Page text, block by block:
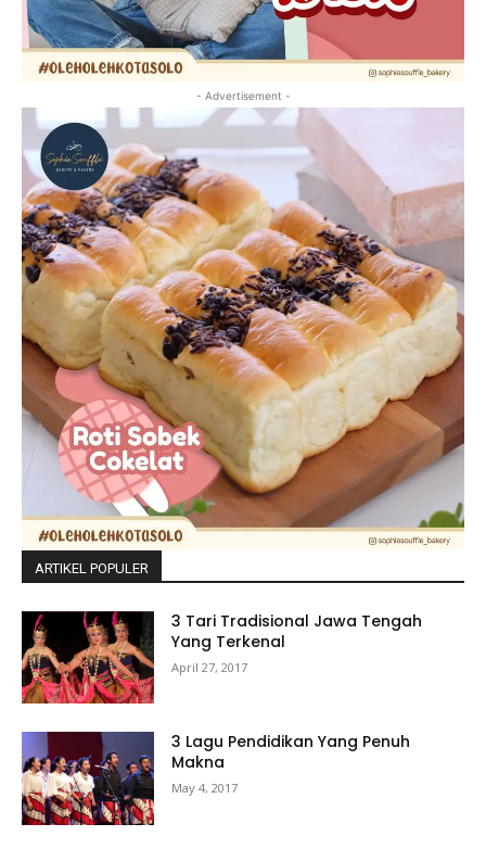
- Advertisement -
ARTIKEL POPULER
3 Tari Tradisional Jawa Tengah
Yang Terkenal
April 27, 2017
3 Lagu Pendidikan Yang Penuh
Makna
May 4, 2017